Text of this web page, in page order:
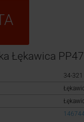
Logowanie
Rejestracja
Łękawica
34-321